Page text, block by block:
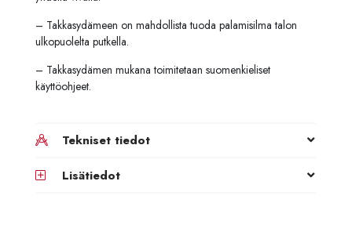
– Takkasydämeen on mahdollista tuoda palamisilma talon
ulkopuolelta putkella.
– Takkasydämen mukana toimitetaan suomenkieliset
käyttöohjeet.
Tekniset tiedot
Lisätiedot